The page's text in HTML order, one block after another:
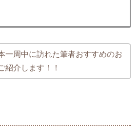
一周中に訪れた筆者おすすめのお
紹介します！！